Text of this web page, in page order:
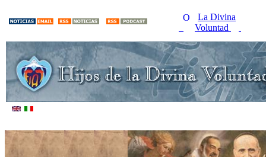
La Divina
Voluntad